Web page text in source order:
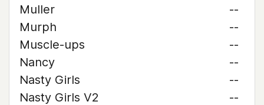
Muller
--
Murph
--
Muscle-ups
--
Nancy
--
Nasty Girls
--
Nasty Girls V2
--